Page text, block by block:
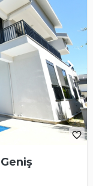
keyboard_arrow_right
favorite_border